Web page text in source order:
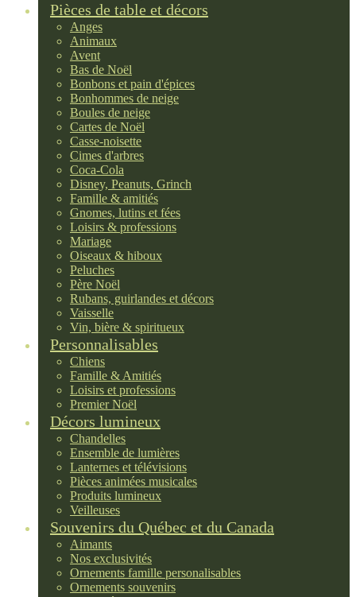
Pièces de table et décors
Anges
Animaux
Avent
Bas de Noël
Bonbons et pain d'épices
Bonhommes de neige
Boules de neige
Cartes de Noël
Casse-noisette
Cimes d'arbres
Coca-Cola
Disney, Peanuts, Grinch
Famille & amitiés
Gnomes, lutins et fées
Loisirs & professions
Mariage
Oiseaux & hiboux
Peluches
Père Noël
Rubans, guirlandes et décors
Vaisselle
Vin, bière & spiritueux
Personnalisables
Chiens
Famille & Amitiés
Loisirs et professions
Premier Noël
Décors lumineux
Chandelles
Ensemble de lumières
Lanternes et télévisions
Pièces animées musicales
Produits lumineux
Veilleuses
Souvenirs du Québec et du Canada
Aimants
Nos exclusivités
Ornements famille personalisables
Ornements souvenirs